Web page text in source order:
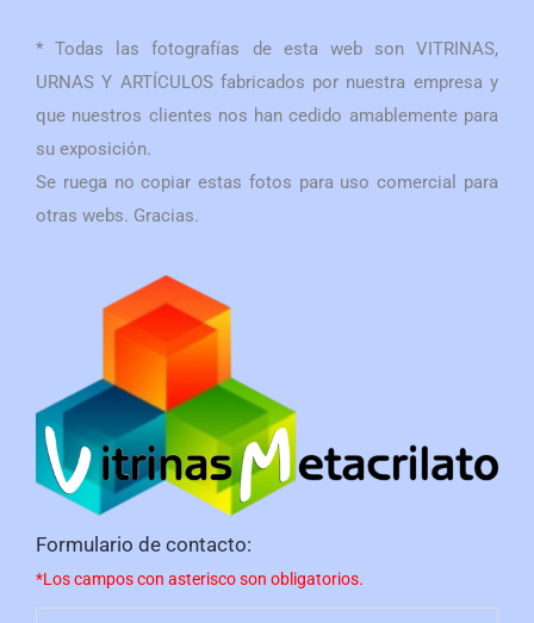
* Todas las fotografías de esta web son VITRINAS,
URNAS Y ARTÍCULOS fabricados por nuestra empresa y
que nuestros clientes nos han cedido amablemente para
su exposición.
Se ruega no copiar estas fotos para uso comercial para
otras webs. Gracias.
Formulario de contacto:
*Los campos con asterisco son obligatorios.